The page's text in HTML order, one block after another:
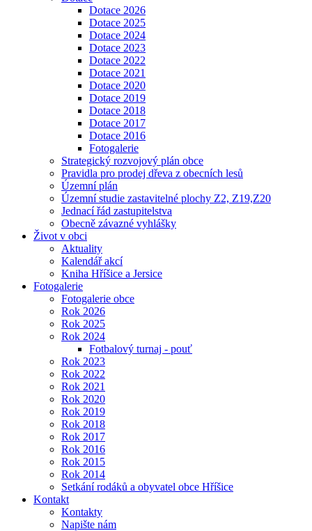
Dotace 2026
Dotace 2025
Dotace 2024
Dotace 2023
Dotace 2022
Dotace 2021
Dotace 2020
Dotace 2019
Dotace 2018
Dotace 2017
Dotace 2016
Fotogalerie
Strategický rozvojový plán obce
Pravidla pro prodej dřeva z obecních lesů
Územní plán
Územní studie zastavitelné plochy Z2, Z19,Z20
Jednací řád zastupitelstva
Obecně závazné vyhlášky
Život v obci
Aktuality
Kalendář akcí
Kniha Hříšice a Jersice
Fotogalerie
Fotogalerie obce
Rok 2026
Rok 2025
Rok 2024
Fotbalový turnaj - pouť
Rok 2023
Rok 2022
Rok 2021
Rok 2020
Rok 2019
Rok 2018
Rok 2017
Rok 2016
Rok 2015
Rok 2014
Setkání rodáků a obyvatel obce Hříšice
Kontakt
Kontakty
Napište nám